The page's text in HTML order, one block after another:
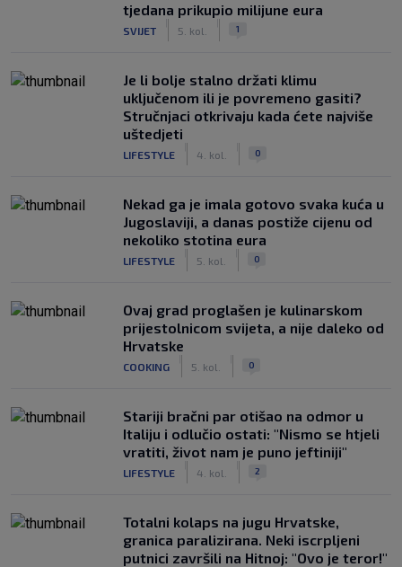
tjedana prikupio milijune eura
SVIJET 5. kol. 1
Je li bolje stalno držati klimu
uključenom ili je povremeno gasiti?
Stručnjaci otkrivaju kada ćete najviše
uštedjeti
LIFESTYLE 4. kol. 0
Nekad ga je imala gotovo svaka kuća u
Jugoslaviji, a danas postiže cijenu od
nekoliko stotina eura
LIFESTYLE 5. kol. 0
Ovaj grad proglašen je kulinarskom
prijestolnicom svijeta, a nije daleko od
Hrvatske
COOKING 5. kol. 0
Stariji bračni par otišao na odmor u
Italiju i odlučio ostati: "Nismo se htjeli
vratiti, život nam je puno jeftiniji"
LIFESTYLE 4. kol. 2
Totalni kolaps na jugu Hrvatske,
granica paralizirana. Neki iscrpljeni
putnici završili na Hitnoj: "Ovo je teror!"